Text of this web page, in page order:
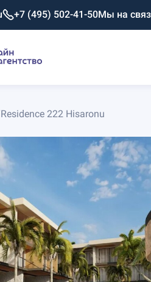
+7 (495) 502-41-50Мы на
Residence 222 Hisaronu